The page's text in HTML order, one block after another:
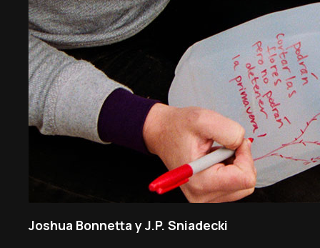
Joshua Bonnetta y J.P. Sniadecki